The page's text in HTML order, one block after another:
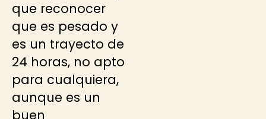
que reconocer
que es pesado y
es un trayecto de
24 horas, no apto
para cualquiera,
aunque es un
buen